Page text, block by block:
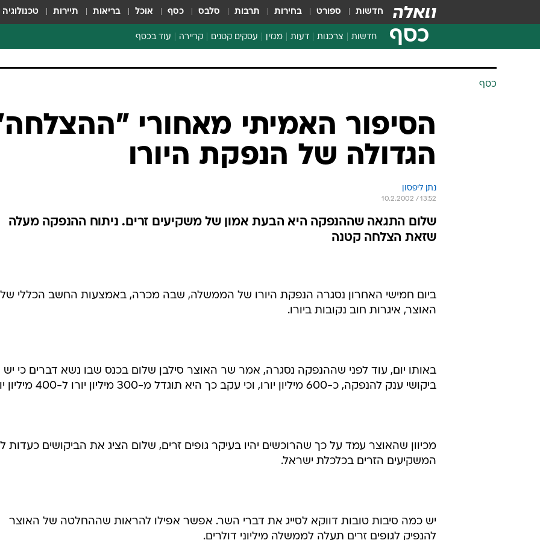
חדשות ספורט בחירות תרבות סלבס כסף אוכל בריאות תיירות טכנולוגיה
כסף חדשות צרכנות
צרכנות פיננסית
דעות מגזין עסקים קטנים קריירה עוד בכסף
ספורט ביזנס
כסף
הסיפור האמיתי מאחורי
הגדולה של הנפקת היורו
נתן ליפסון
10.2.2002 / 13:52
שלום התגאה שההנפקה היא הבעת אמון של משקיעים זרים. ניתוח ההנפקה מעלה
שזאת הצלחה קטנה
ביום חמישי האחרון נסגרה הנפקת היורו של הממשלה, שבה מכרה, באמצעות החשב הכללי של
האוצר, איגרות חוב נקובות ביורו.
באותו יום, עוד לפני שההנפקה נסגרה, אמר שר האוצר סילבן שלום בכנס שבו נשא דברים כי יש
ביקושי ענק להנפקה, כ-600 מיליון יורו, וכי עקב כך היא תוגדל מ-300 מיליון יורו ל-400 מיליון יורו.
מכיוון שהאוצר עמד על כך שהרוכשים יהיו בעיקר גופים זרים, שלום הציג את הביקושים כעדות
המשקיעים הזרים בכלכלת ישראל.
יש כמה סיבות טובות דווקא לסייג את דברי השר. אפשר אפילו להראות שההחלטה של האוצר
להנפיק לגופים זרים תעלה לממשלה מיליוני דולרים.